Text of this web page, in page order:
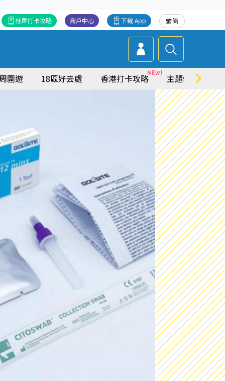
繁简
下載 App
商戶中心
社群打卡攻略
圍遊 18區好去處 香港打卡攻略 主題特集